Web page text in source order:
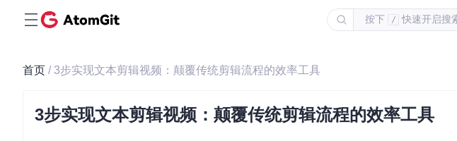
按下 / 快速开启搜
首页 / 3步实现文本剪辑视频：颠覆传统剪辑流程的效率工具
3步实现文本剪辑视频：颠覆传统剪辑流程的效率工具